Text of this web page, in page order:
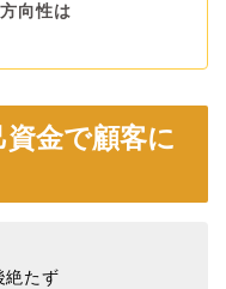
向性は
金で顧客に
絶たず